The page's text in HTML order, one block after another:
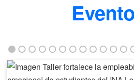
Taller